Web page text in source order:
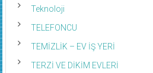
Teknoloji
TELEFONCU
TEMİZLİK – EV İŞ YERİ
TERZİ VE DİKİM EVLERİ